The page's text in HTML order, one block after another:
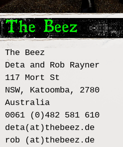
The Beez
The Beez
Deta and Rob Rayner
117 Mort St
NSW, Katoomba, 2780
Australia
0061 (0)482 581 610
deta(at)thebeez.de
rob (at)thebeez.de